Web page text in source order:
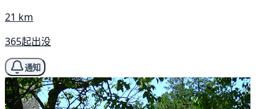
21 km
365起出没
通知